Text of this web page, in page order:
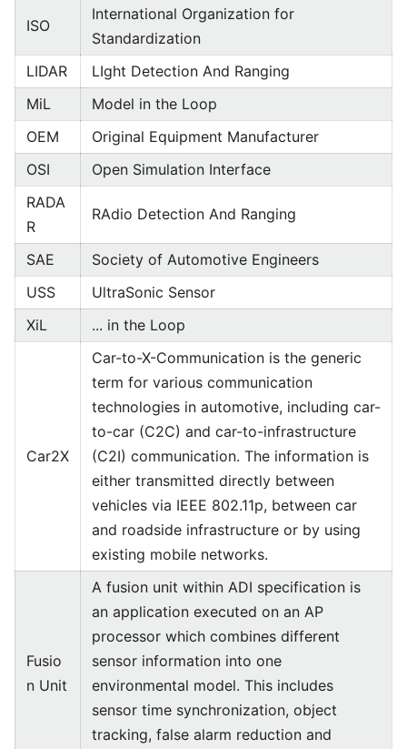
ISO
International Organization for
Standardization
LIDAR
LIght Detection And Ranging
MiL
Model in the Loop
OEM
Original Equipment Manufacturer
OSI
Open Simulation Interface
RADA
R
RAdio Detection And Ranging
SAE
Society of Automotive Engineers
USS
UltraSonic Sensor
XiL
... in the Loop
Car2X
Car-to-X-Communication is the generic
term for various communication
technologies in automotive, including car-
to-car (C2C) and car-to-infrastructure
(C2I) communication. The information is
either transmitted directly between
vehicles via IEEE 802.11p, between car
and roadside infrastructure or by using
existing mobile networks.
Fusio
n Unit
A fusion unit within ADI specification is
an application executed on an AP
processor which combines different
sensor information into one
environmental model. This includes
sensor time synchronization, object
tracking, false alarm reduction and